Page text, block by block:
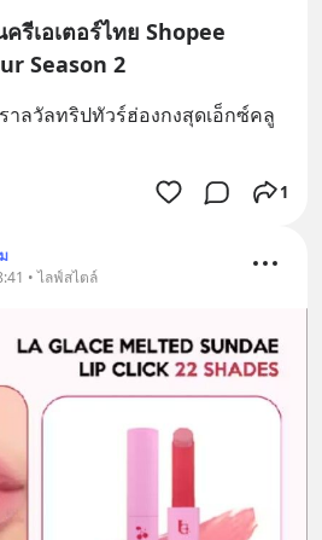
รีเอเตอร์ไทย Shopee
Season 2
าลวัลทริปทัวร์ฮ่องกงสุดเอ็กซ์คลู
1
• ไลฟ์สไตล์